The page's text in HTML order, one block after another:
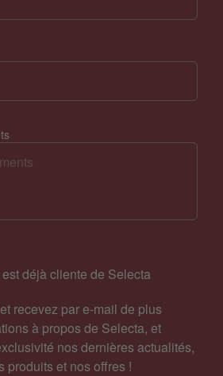
déjà cliente de Selecta
recevez par e-mail de plus
à propos de Selecta, et
nos dernières actualités,
produits et nos offres !